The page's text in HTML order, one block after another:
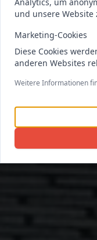
und unsere Website
Marketing-Cookies
Diese Cookies
anderen Websites
Weitere Informationen